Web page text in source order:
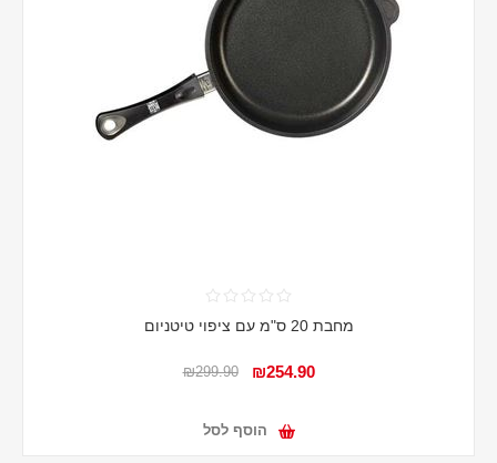
מחבת 20 ס"מ עם ציפוי טיטניום
₪254.90
₪299.90
הוסף לסל